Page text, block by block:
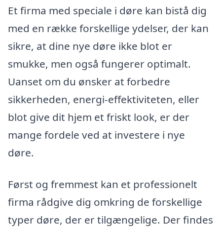
Et firma med speciale i døre kan bistå dig
med en række forskellige ydelser, der kan
sikre, at dine nye døre ikke blot er
smukke, men også fungerer optimalt.
Uanset om du ønsker at forbedre
sikkerheden, energi-effektiviteten, eller
blot give dit hjem et friskt look, er der
mange fordele ved at investere i nye
døre.
Først og fremmest kan et professionelt
firma rådgive dig omkring de forskellige
typer døre, der er tilgængelige. Der findes